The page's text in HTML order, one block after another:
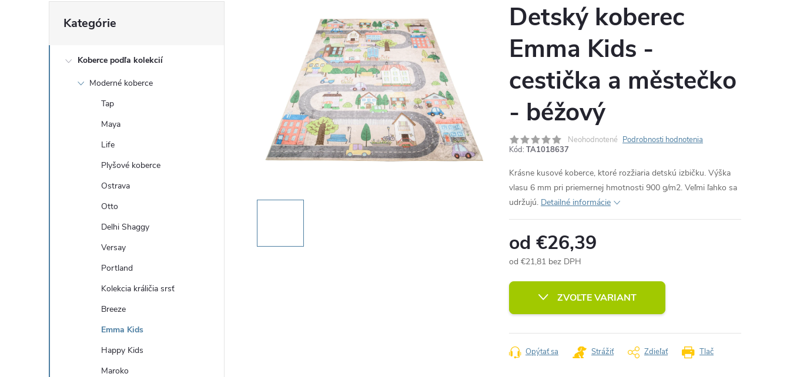
o
kategórie
Kategórie
Koberce podľa kolekcií
Moderné koberce
Tap
Maya
Life
Plyšové koberce
Ostrava
Otto
Delhi Shaggy
Versay
Portland
Kolekcia králičia srsť
Breeze
Emma Kids
Happy Kids
Maroko
Detský koberec
Emma Kids -
cestička a městečko
- béžový
Neohodnotené Podrobnosti hodnotenia
Kód: TA1018637
Krásne kusové koberce, ktoré rozžiaria detskú izbičku. Výška
vlasu 6 mm pri priemernej hmotnosti 900 g/m2. Veľmi ľahko sa
udržujú. Detailné informácie
od €26,39
od €21,81 bez DPH
cena:
ZVOĽTE VARIANT
Tlač
Opýtať sa Strážiť Zdieľať